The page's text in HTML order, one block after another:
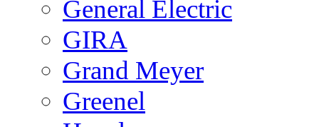
General Electric
GIRA
Grand Meyer
Greenel